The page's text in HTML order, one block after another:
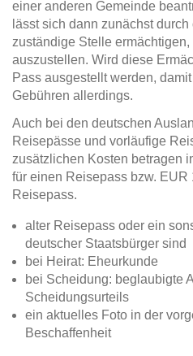
einer anderen Gemeinde
lässt sich dann zunächst
zuständige Stelle
auszustellen. Wird diese
Pass ausgestellt werden,
Gebühren allerdings.
Auch bei den deutschen
Reisepässe und vorläufige
zusätzlichen Kosten betragen
für einen Reisepass bzw.
Reisepass.
alter Reisepass oder ein
deutscher Staatsbürger sind
bei Heirat: Eheurkunde
bei Scheidung: beglaubigte
Scheidungsurteils
ein aktuelles Foto in der
Beschaffenheit